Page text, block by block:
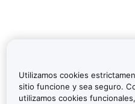
Utilizamos cookies
sitio funcione y sea seguro.
utilizamos cookies